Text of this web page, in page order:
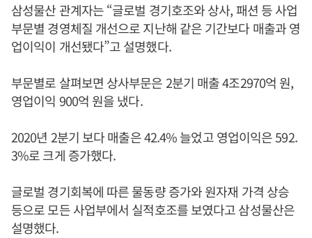
삼성물산 관계자는 “글로벌 경기호조와 상사, 패션 등 사업
부문별 경영체질 개선으로 지난해 같은 기간보다 매출과 영
업이익이 개선됐다”고 설명했다.
부문별로 살펴보면 상사부문은 2분기 매출 4조2970억 원,
영업이익 900억 원을 냈다.
2020년 2분기 보다 매출은 42.4% 늘었고 영업이익은 592.
3%로 크게 증가했다.
글로벌 경기회복에 따른 물동량 증가와 원자재 가격 상승
등으로 모든 사업부에서 실적호조를 보였다고 삼성물산은
설명했다.